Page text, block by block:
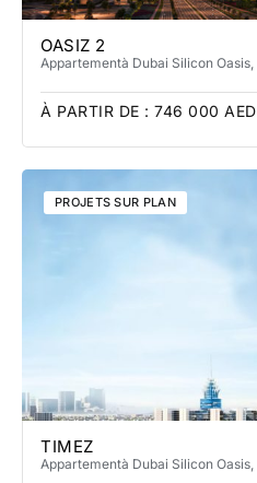
OASIZ 2
Appartementà Dubai Silicon Oasis
À PARTIR DE : 746 000 AED
PROJETS SUR PLAN
TIMEZ
Appartementà Dubai Silicon Oasis